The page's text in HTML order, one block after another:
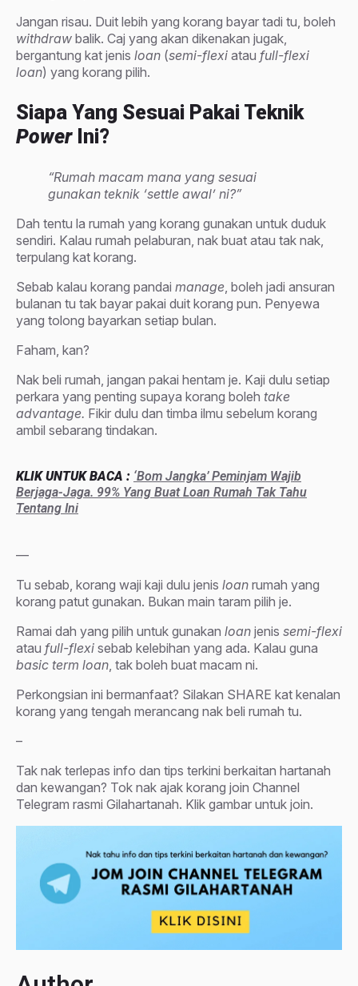
Jangan risau. Duit lebih yang korang bayar tadi tu, boleh
withdraw balik. Caj yang akan dikenakan jugak,
bergantung kat jenis loan (semi-flexi atau full-flexi
loan) yang korang pilih.
Siapa Yang Sesuai Pakai Teknik
Power Ini?
“Rumah macam mana yang sesuai
gunakan teknik ‘settle awal’ ni?”
Dah tentu la rumah yang korang gunakan untuk duduk
sendiri. Kalau rumah pelaburan, nak buat atau tak nak,
terpulang kat korang.
Sebab kalau korang pandai manage, boleh jadi ansuran
bulanan tu tak bayar pakai duit korang pun. Penyewa
yang tolong bayarkan setiap bulan.
Faham, kan?
Nak beli rumah, jangan pakai hentam je. Kaji dulu setiap
perkara yang penting supaya korang boleh take
advantage. Fikir dulu dan timba ilmu sebelum korang
ambil sebarang tindakan.
KLIK UNTUK BACA : ‘Bom Jangka’ Peminjam Wajib
Berjaga-Jaga. 99% Yang Buat Loan Rumah Tak Tahu
Tentang Ini
—
Tu sebab, korang waji kaji dulu jenis loan rumah yang
korang patut gunakan. Bukan main taram pilih je.
Ramai dah yang pilih untuk gunakan loan jenis semi-flexi
atau full-flexi sebab kelebihan yang ada. Kalau guna
basic term loan , tak boleh buat macam ni.
Perkongsian ini bermanfaat? Silakan SHARE kat kenalan
korang yang tengah merancang nak beli rumah tu.
–
Tak nak terlepas info dan tips terkini berkaitan hartanah
dan kewangan? Tok nak ajak korang join Channel
Telegram rasmi Gilahartanah. Klik gambar untuk join.